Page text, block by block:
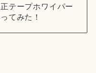
テープホワイパー
てみた！